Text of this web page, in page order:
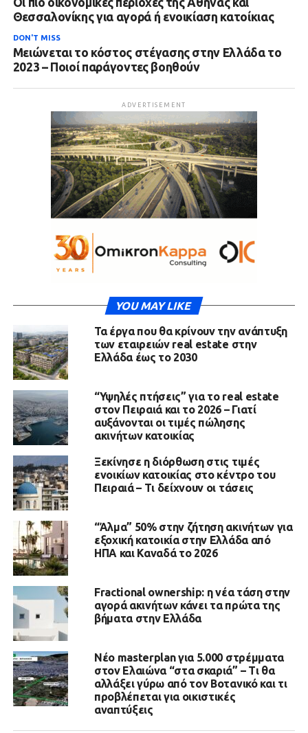
Θεσσαλονίκης για αγορά ή ενοικίαση κατοίκιας
DON'T MISS
Μειώνεται το κόστος στέγασης στην Ελλάδα το
2023 – Ποιοί παράγοντες βοηθούν
ADVERTISEMENT
YOU MAY LIKE
Τα έργα που θα κρίνουν την ανάπτυξη
των εταιρειών real estate στην
Ελλάδα έως το 2030
“Υψηλές πτήσεις” για το real estate
στον Πειραιά και το 2026 – Γιατί
αυξάνονται οι τιμές πώλησης
ακινήτων κατοικίας
Ξεκίνησε η διόρθωση στις τιμές
ενοικίων κατοικίας στο κέντρο του
Πειραιά – Τι δείχνουν οι τάσεις
“Άλμα” 50% στην ζήτηση ακινήτων για
εξοχική κατοικία στην Ελλάδα από
ΗΠΑ και Καναδά το 2026
Fractional ownership: η νέα τάση στην
αγορά ακινήτων κάνει τα πρώτα της
βήματα στην Ελλάδα
Νέο masterplan για 5.000 στρέμματα
στον Ελαιώνα “στα σκαριά” – Τι θα
αλλάξει γύρω από τον Βοτανικό και τι
προβλέπεται για οικιστικές
αναπτύξεις